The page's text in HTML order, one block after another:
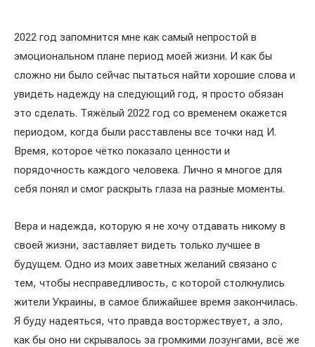
2022 год запомнится мне как самый непростой в
эмоциональном плане период моей жизни. И как бы
сложно ни было сейчас пытаться найти хорошие слова и
увидеть надежду на следующий год, я просто обязан
это сделать. Тяжёлый 2022 год со временем окажется
периодом, когда были расставлены все точки над И.
Время, которое чётко показало ценности и
порядочность каждого человека. Лично я многое для
себя понял и смог раскрыть глаза на разные моменты.
Вера и надежда, которую я не хочу отдавать никому в
своей жизни, заставляет видеть только лучшее в
будущем. Одно из моих заветных желаний связано с
тем, чтобы несправедливость, с которой столкнулись
жители Украины, в самое ближайшее время закончилась.
Я буду надеяться, что правда восторжествует, а зло,
как бы оно ни скрывалось за громкими лозунгами, всё же